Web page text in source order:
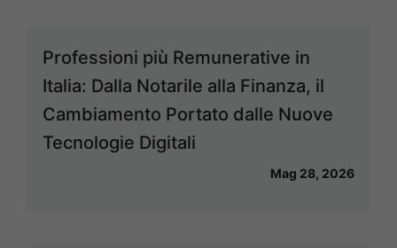
Professioni più Remunerative in
Italia: Dalla Notarile alla Finanza, il
Cambiamento Portato dalle Nuove
Tecnologie Digitali
Mag 28, 2026